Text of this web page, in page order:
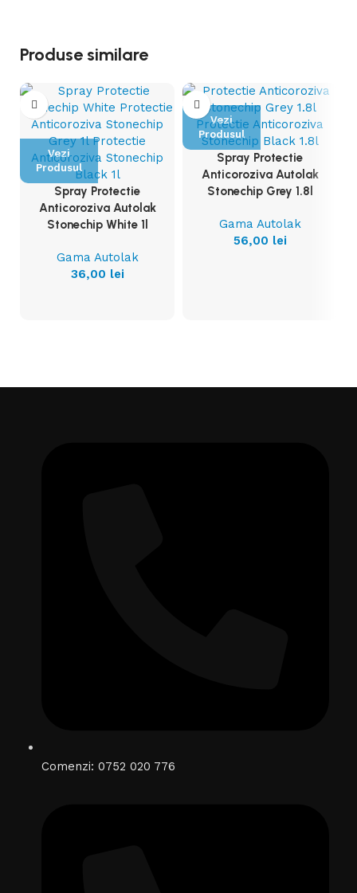
Produse similare
Vezi
Produsul
Spray Protectie
Anticoroziva Autolak
Stonechip White 1l
Gama Autolak
36,00 lei
Vezi
Produsul
Spray Protectie
Anticoroziva Autolak
Stonechip Grey 1.8l
Gama Autolak
56,00 lei
Comenzi: 0752 020 776